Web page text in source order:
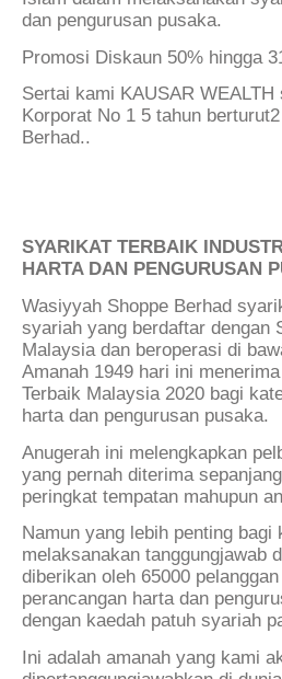
dan pengurusan pusaka.
Promosi Diskaun 50% hingga
Sertai kami KAUSAR WEALTH
Korporat No 1 5 tahun
Berhad..
SYARIKAT TERBAIK
HARTA DAN PENGURUSAN
Wasiyyah Shoppe Berhad
syariah yang berdaftar dengan
Malaysia dan beroperasi di
Amanah 1949 hari ini
Terbaik Malaysia 2020 bagi
harta dan pengurusan pusaka.
Anugerah ini melengkapkan
yang pernah diterima
peringkat tempatan mahupun
Namun yang lebih penting bagi
melaksanakan tanggungjawab
diberikan oleh 65000
perancangan harta dan
dengan kaedah patuh syariah
Ini adalah amanah yang kami